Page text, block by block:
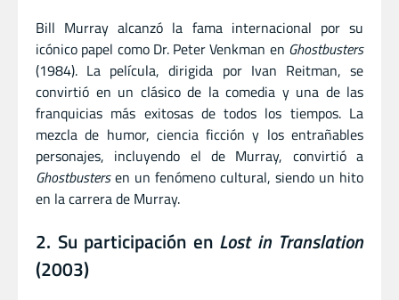
Bill Murray alcanzó la fama internacional por su
icónico papel como Dr. Peter Venkman en Ghostbusters
(1984). La película, dirigida por Ivan Reitman, se
convirtió en un clásico de la comedia y una de las
franquicias más exitosas de todos los tiempos. La
mezcla de humor, ciencia ficción y los entrañables
personajes, incluyendo el de Murray, convirtió a
Ghostbustersen un fenómeno cultural, siendo un hito
en la carrera de Murray.
2. Su participación en Lost in Translation
(2003)